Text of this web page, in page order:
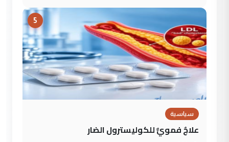
5
سياسية
علاجٌ فمويٌّ للكوليسترول الضار